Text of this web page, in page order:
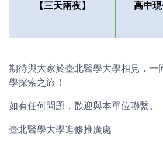
【三天兩夜】 高中
期待與大家於臺北醫學大學相見，一
學探索之旅！
如有任何問題，歡迎與本單位聯繫。
臺北醫學大學進修推廣處